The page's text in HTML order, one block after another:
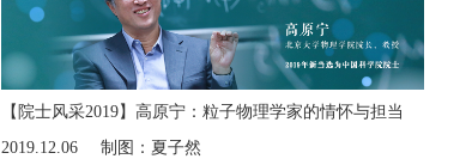
【院士风采2019】高原宁：粒子物理学家的情怀与担当
2019.12.06
制图：夏子然